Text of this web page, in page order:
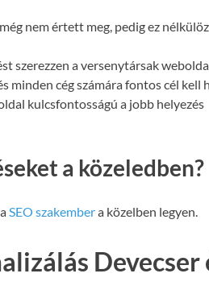
nem értett meg, pedig ez
szerezzen a versenytársak
minden cég számára fontos cél kell
kulcsfontosságú a jobb helyezés
a közeledben?
SEO szakembera közelben legyen.
Devecser